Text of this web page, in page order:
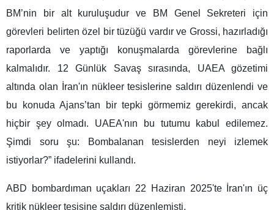
BM’nin bir alt kuruluşudur ve BM Genel Sekreteri için
görevleri belirten özel bir tüzüğü vardır ve Grossi, hazırladığı
raporlarda ve yaptığı konuşmalarda görevlerine bağlı
kalmalıdır. 12 Günlük Savaş sırasında, UAEA gözetimi
altında olan İran'ın nükleer tesislerine saldırı düzenlendi ve
bu konuda Ajans’tan bir tepki görmemiz gerekirdi, ancak
hiçbir şey olmadı. UAEA'nın bu tutumu kabul edilemez.
Şimdi soru şu: Bombalanan tesislerden neyi izlemek
istiyorlar?” ifadelerini kullandı.
ABD bombardıman uçakları 22 Haziran 2025'te İran'ın üç
kritik nükleer tesisine saldırı düzenlemişti.